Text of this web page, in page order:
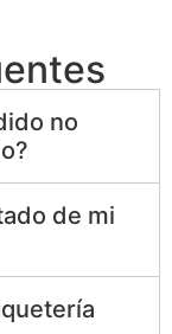
no
de mi